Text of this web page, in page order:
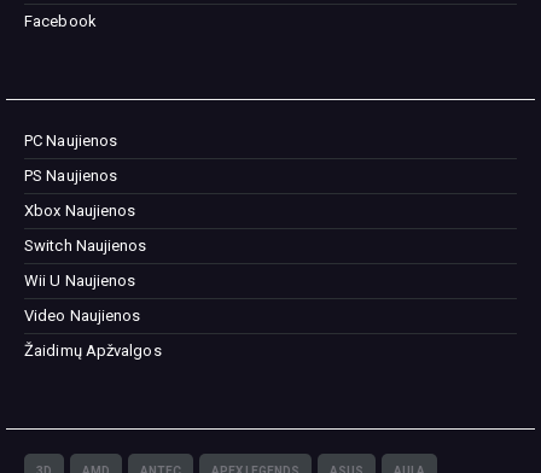
Facebook
PC Naujienos
PS Naujienos
Xbox Naujienos
Switch Naujienos
Wii U Naujienos
Video Naujienos
Žaidimų Apžvalgos